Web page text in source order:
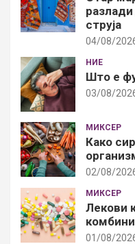
струја
04/08/
НИЕ
Што е
03/08/
МИКСЕР
Како
02/08/
МИКСЕР
Лекови
01/08/